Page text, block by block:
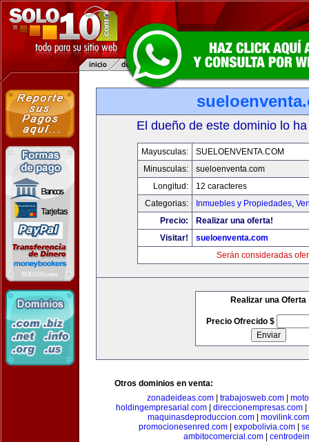
El dueño de este dominio lo
Mayusculas:
SUELOENVENTA.COM
Minusculas:
sueloenventa.com
Longitud:
12 caracteres
Categorias:
Inmuebles y Propiedades,
Precio:
Realizar una oferta!
Visitar!
sueloenventa.com
Serán consideradas
Realizar una Oferta
Precio Ofrecido $
Otros dominios en venta:
zonadeideas.com
trabajosweb.com
holdingempresarial.com
direccionempresas.com
maquinasdeproduccion.com
movilink.com
promocionesenred.com| expobolivia.com|
ambitocomercial.com